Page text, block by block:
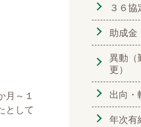
月～１
として
３６協
助成金
異動（
更）
出向・
年次有